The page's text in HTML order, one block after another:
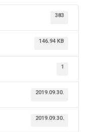
383
146.94 KB
1
2019.09.30.
2019.09.30.